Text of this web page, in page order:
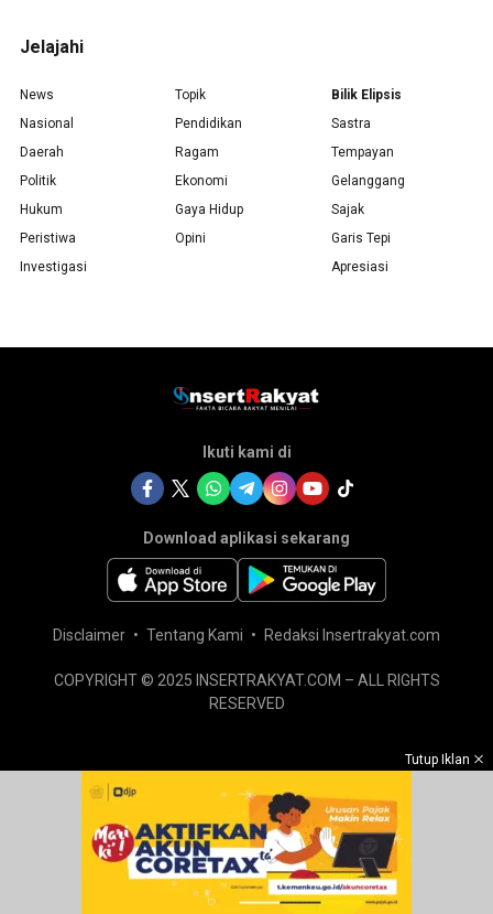
Jelajahi
News
Nasional
Daerah
Politik
Hukum
Peristiwa
Investigasi
Topik
Pendidikan
Ragam
Ekonomi
Gaya Hidup
Opini
Bilik Elipsis
Sastra
Tempayan
Gelanggang
Sajak
Garis Tepi
Apresiasi
Ikuti kami di
Download aplikasi sekarang
Disclaimer Tentang Kami Redaksi Insertrakyat.com
COPYRIGHT © 2025 INSERTRAKYAT.COM – ALL RIGHTS
RESERVED
Tutup Iklan